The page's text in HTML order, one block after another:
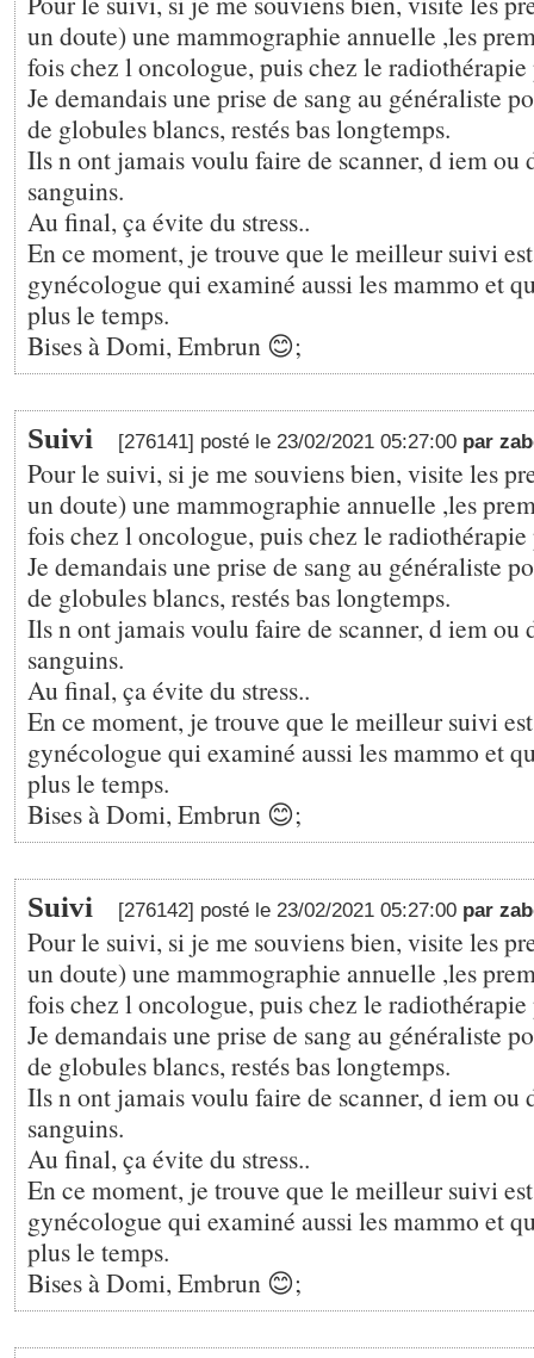
un doute) une mammographie annuelle ,les
fois chez l oncologue, puis chez le
Je demandais une prise de sang au généraliste
de globules blancs, restés bas longtemps.
Ils n ont jamais voulu faire de scanner, d iem ou
sanguins.
Au final, ça évite du stress..
En ce moment, je trouve que le meilleur suivi
gynécologue qui examiné aussi les mammo et
plus le temps.
Bises à Domi, Embrun 😊;
Suivi [276141] posté le 23/02/2021 05:27:00 par
Pour le suivi, si je me souviens bien, visite les
un doute) une mammographie annuelle ,les
fois chez l oncologue, puis chez le
Je demandais une prise de sang au généraliste
de globules blancs, restés bas longtemps.
Ils n ont jamais voulu faire de scanner, d iem ou
sanguins.
Au final, ça évite du stress..
En ce moment, je trouve que le meilleur suivi
gynécologue qui examiné aussi les mammo et
plus le temps.
Bises à Domi, Embrun 😊;
Suivi [276142] posté le 23/02/2021 05:27:00 par
Pour le suivi, si je me souviens bien, visite les
un doute) une mammographie annuelle ,les
fois chez l oncologue, puis chez le
Je demandais une prise de sang au généraliste
de globules blancs, restés bas longtemps.
Ils n ont jamais voulu faire de scanner, d iem ou
sanguins.
Au final, ça évite du stress..
En ce moment, je trouve que le meilleur suivi
gynécologue qui examiné aussi les mammo et
plus le temps.
Bises à Domi, Embrun 😊;